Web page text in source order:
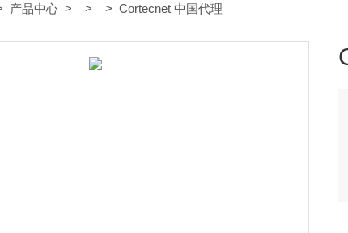
产品中心 > > > Cortecnet 中国代理